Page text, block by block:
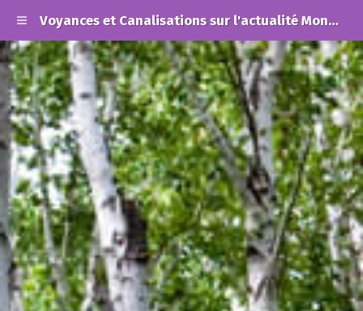
Voyances et Canalisations sur l'actualité Mondiale et les Alertes